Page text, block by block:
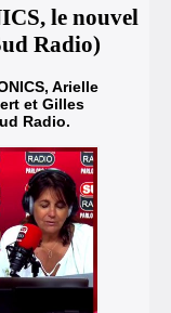
le nouvel
Radio)
Arielle
et Gilles
Radio.